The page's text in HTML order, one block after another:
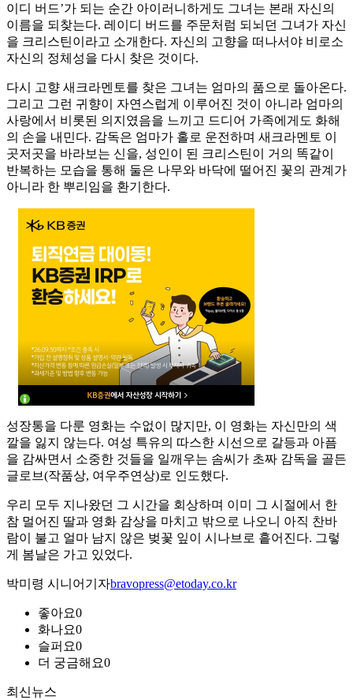
이디 버드’가 되는 순간 아이러니하게도 그녀는 본래 자신의
이름을 되찾는다. 레이디 버드를 주문처럼 되뇌던 그녀가 자신
을 크리스틴이라고 소개한다. 자신의 고향을 떠나서야 비로소
자신의 정체성을 다시 찾은 것이다.
다시 고향 새크라멘토를 찾은 그녀는 엄마의 품으로 돌아온다.
그리고 그런 귀향이 자연스럽게 이루어진 것이 아니라 엄마의
사랑에서 비롯된 의지였음을 느끼고 드디어 가족에게도 화해
의 손을 내민다. 감독은 엄마가 홀로 운전하며 새크라멘토 이
곳저곳을 바라보는 신을, 성인이 된 크리스틴이 거의 똑같이
반복하는 모습을 통해 둘은 나무와 바닥에 떨어진 꽃의 관계가
아니라 한 뿌리임을 환기한다.
성장통을 다룬 영화는 수없이 많지만, 이 영화는 자신만의 색
깔을 잃지 않는다. 여성 특유의 따스한 시선으로 갈등과 아픔
을 감싸면서 소중한 것들을 일깨우는 솜씨가 초짜 감독을 골든
글로브(작품상, 여우주연상)로 인도했다.
우리 모두 지나왔던 그 시간을 회상하며 이미 그 시절에서 한
참 멀어진 딸과 영화 감상을 마치고 밖으로 나오니 아직 찬바
람이 불고 얼마 남지 않은 벚꽃 잎이 시나브로 흩어진다. 그렇
게 봄날은 가고 있었다.
박미령 시니어기자bravopress@etoday.co.kr
좋아요0
화나요0
슬퍼요0
더 궁금해요0
최신뉴스